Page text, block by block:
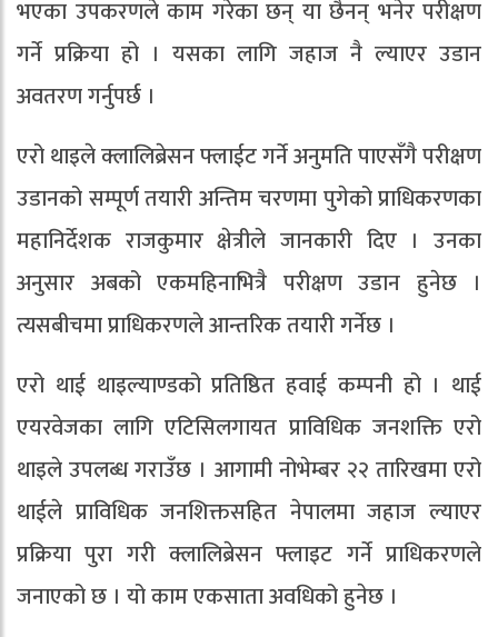
भएका उपकरणले काम गरेका छन् या छैनन् भनेर परीक्षण
गर्ने प्रक्रिया हो । यसका लागि जहाज नै ल्याएर उडान
अवतरण गर्नुपर्छ ।
एरो थाइले क्लालिब्रेसन फ्लाईट गर्ने अनुमति पाएसँगै परीक्षण
उडानको सम्पूर्ण तयारी अन्तिम चरणमा पुगेको प्राधिकरणका
महानिर्देशक राजकुमार क्षेत्रीले जानकारी दिए । उनका
अनुसार अबको एकमहिनाभित्रै परीक्षण उडान हुनेछ ।
त्यसबीचमा प्राधिकरणले आन्तरिक तयारी गर्नेछ ।
एरो थाई थाइल्याण्डको प्रतिष्ठित हवाई कम्पनी हो । थाई
एयरवेजका लागि एटिसिलगायत प्राविधिक जनशक्ति एरो
थाइले उपलब्ध गराउँछ । आगामी नोभेम्बर २२ तारिखमा एरो
थाईले प्राविधिक जनशिक्तसहित नेपालमा जहाज ल्याएर
प्रक्रिया पुरा गरी क्लालिब्रेसन फ्लाइट गर्ने प्राधिकरणले
जनाएको छ । यो काम एकसाता अवधिको हुनेछ ।